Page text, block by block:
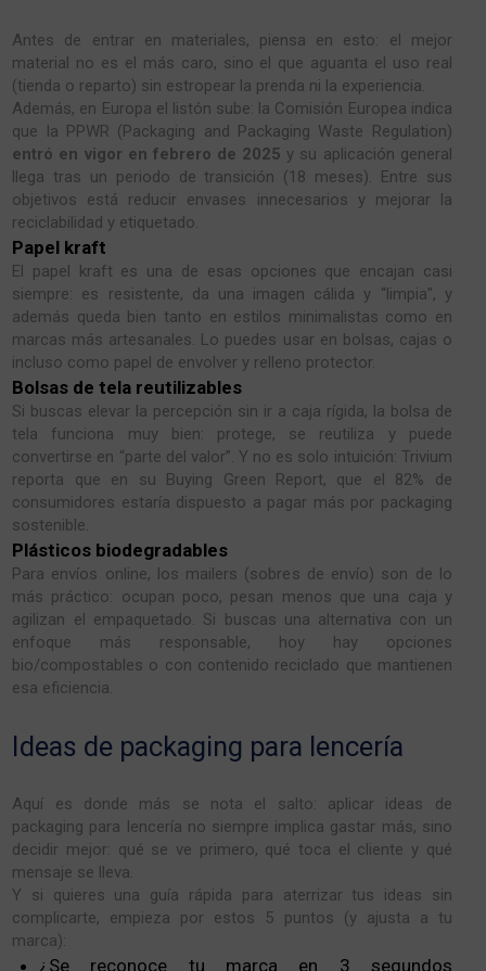
Antes de entrar en materiales, piensa en esto: el mejor
material no es el más caro, sino el que aguanta el uso real
(tienda o reparto) sin estropear la prenda ni la experiencia.
Además, en Europa el listón sube: la Comisión Europea indica
que la PPWR (Packaging and Packaging Waste Regulation)
entró en vigor en febrero de 2025 y su aplicación general
llega tras un periodo de transición (18 meses). Entre sus
objetivos está reducir envases innecesarios y mejorar la
reciclabilidad y etiquetado.
Papel kraft
El papel kraft es una de esas opciones que encajan casi
siempre: es resistente, da una imagen cálida y “limpia”, y
además queda bien tanto en estilos minimalistas como en
marcas más artesanales. Lo puedes usar en bolsas, cajas o
incluso como papel de envolver y relleno protector.
Bolsas de tela reutilizables
Si buscas elevar la percepción sin ir a caja rígida, la bolsa de
tela funciona muy bien: protege, se reutiliza y puede
convertirse en “parte del valor”. Y no es solo intuición: Trivium
reporta que en su Buying Green Report, que el 82% de
consumidores estaría dispuesto a pagar más por packaging
sostenible.
Plásticos biodegradables
Para envíos online, los mailers (sobres de envío) son de lo
más práctico: ocupan poco, pesan menos que una caja y
agilizan el empaquetado. Si buscas una alternativa con un
enfoque más responsable, hoy hay opciones
bio/compostables o con contenido reciclado que mantienen
esa eficiencia.
Ideas de packaging para lencería
Aquí es donde más se nota el salto: aplicar ideas de
packaging para lencería no siempre implica gastar más, sino
decidir mejor: qué se ve primero, qué toca el cliente y qué
mensaje se lleva.
Y si quieres una guía rápida para aterrizar tus ideas sin
complicarte, empieza por estos 5 puntos (y ajusta a tu
marca):
¿Se reconoce tu marca en 3 segundos